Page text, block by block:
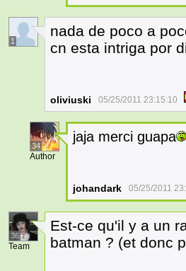
1
nada de poco a
cn esta intriga por
oliviuski 05/25/2011 23:15:10
34
Author
jaja merci guapa
johandark 05/25/2011
36
Team
Est-ce qu'il y a un
batman ? (et donc